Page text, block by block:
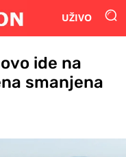
UŽIVO
ide na
smanjena